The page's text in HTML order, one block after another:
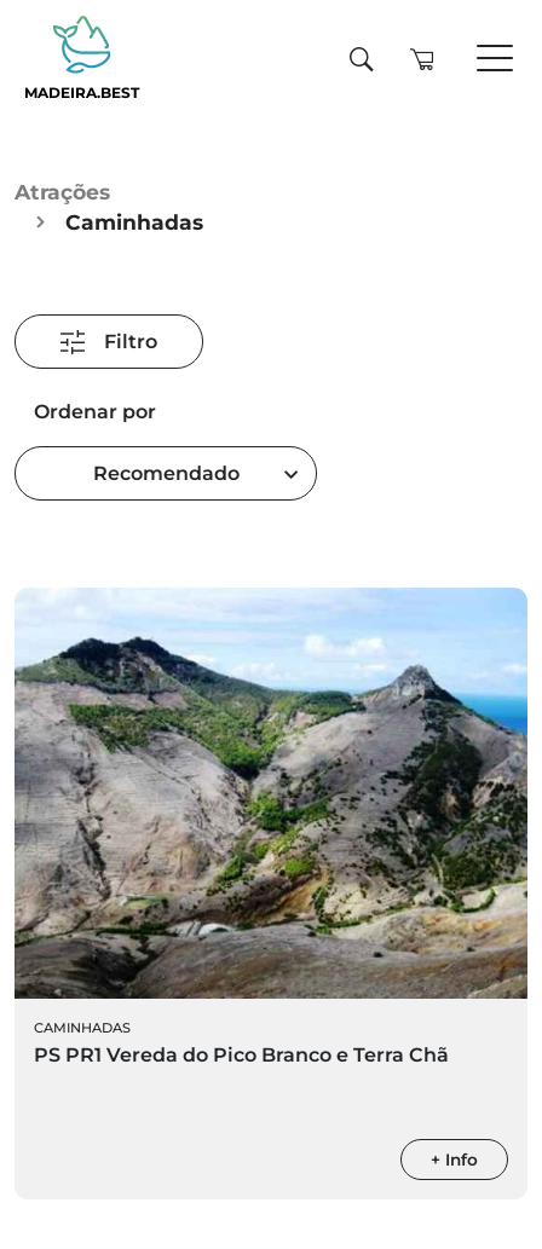
MADEIRA.BEST
Atrações
Caminhadas
Filtro
Ordenar por
Recomendado
CAMINHADAS
PS PR1 Vereda do Pico Branco e Terra Chã
+ Info